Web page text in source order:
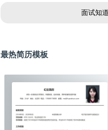
面试知
最热简历模板